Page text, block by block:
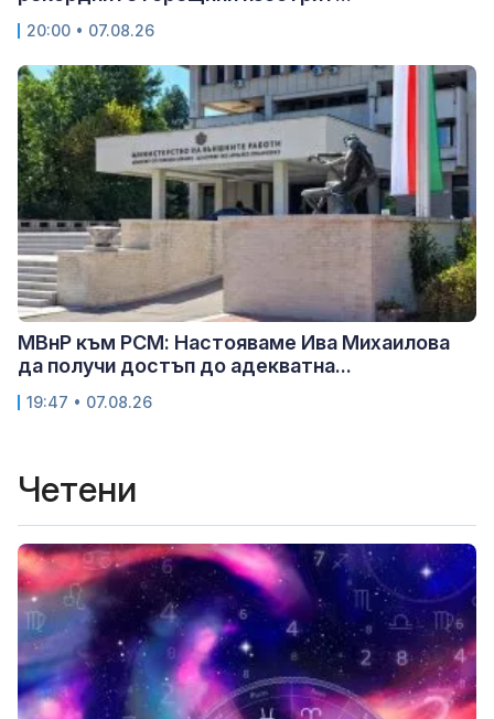
20:00 • 07.08.26
МВнР към РСМ: Настояваме Ива Михаилова
да получи достъп до адекватна...
19:47 • 07.08.26
Четени